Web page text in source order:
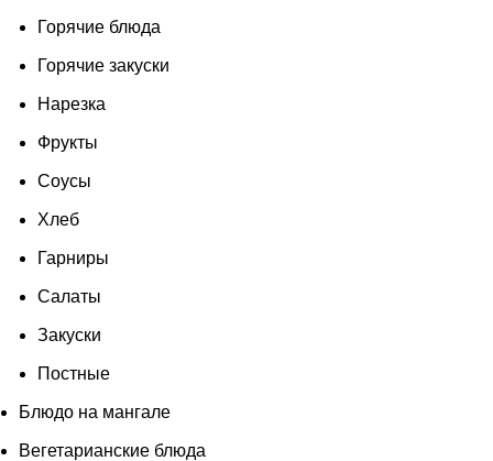
Горячие блюда
Горячие закуски
Нарезка
Фрукты
Соусы
Хлеб
Гарниры
Салаты
Закуски
Постные
Блюдо на мангале
Вегетарианские блюда